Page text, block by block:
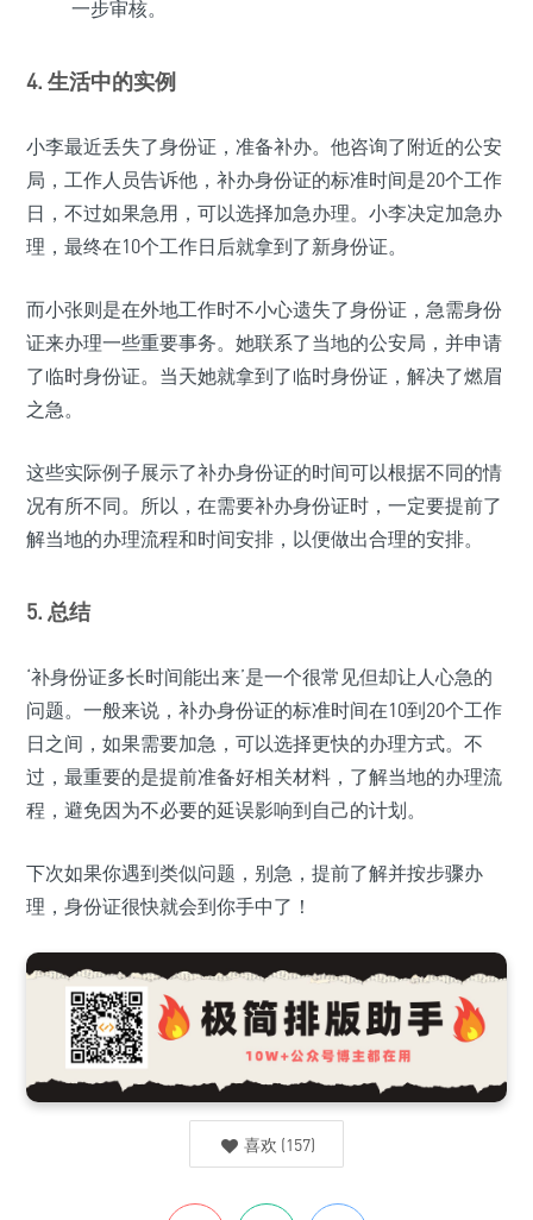
一步审核。
4. 生活中的实例
小李最近丢失了身份证，准备补办。他咨询了附近的公安
局，工作人员告诉他，补办身份证的标准时间是20个工作
日，不过如果急用，可以选择加急办理。小李决定加急办
理，最终在10个工作日后就拿到了新身份证。
而小张则是在外地工作时不小心遗失了身份证，急需身份
证来办理一些重要事务。她联系了当地的公安局，并申请
了临时身份证。当天她就拿到了临时身份证，解决了燃眉
之急。
这些实际例子展示了补办身份证的时间可以根据不同的情
况有所不同。所以，在需要补办身份证时，一定要提前了
解当地的办理流程和时间安排，以便做出合理的安排。
5. 总结
‘补身份证多长时间能出来’是一个很常见但却让人心急的
问题。一般来说，补办身份证的标准时间在10到20个工作
日之间，如果需要加急，可以选择更快的办理方式。不
过，最重要的是提前准备好相关材料，了解当地的办理流
程，避免因为不必要的延误影响到自己的计划。
下次如果你遇到类似问题，别急，提前了解并按步骤办
理，身份证很快就会到你手中了！
喜欢 (157)